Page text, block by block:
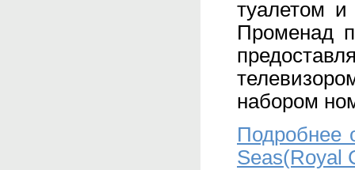
туалетом
Променад
набором
Подробнее
Seas(Royal